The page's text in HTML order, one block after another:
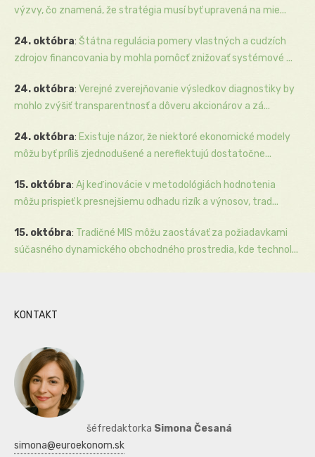
výzvy, čo znamená, že stratégia musí byť upravená na mie...
24. októbra: Štátna regulácia pomery vlastných a cudzích
zdrojov financovania by mohla pomôcť znižovať systémové ...
24. októbra: Verejné zverejňovanie výsledkov diagnostiky by
mohlo zvýšiť transparentnosť a dôveru akcionárov a zá...
24. októbra: Existuje názor, že niektoré ekonomické modely
môžu byť príliš zjednodušené a nereflektujú dostatočne...
15. októbra: Aj keď inovácie v metodológiách hodnotenia
môžu prispieť k presnejšiemu odhadu rizík a výnosov, trad...
15. októbra: Tradičné MIS môžu zaostávať za požiadavkami
súčasného dynamického obchodného prostredia, kde technol...
KONTAKT
šéfredaktorka Simona Česaná
simona@euroekonom.sk